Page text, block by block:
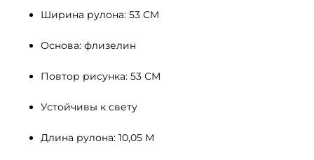
Ширина рулона: 53 СМ
Основа: флизелин
Повтор рисунка: 53 СМ
Устойчивы к свету
Длина рулона: 10,05 М